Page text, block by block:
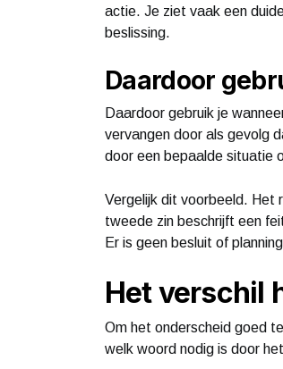
actie. Je ziet vaak een
beslissing.
Daardoor
Daardoor gebruik je
vervangen door als gevolg
door een bepaalde situatie
Vergelijk dit voorbeeld. Het
tweede zin beschrijft een
Er is geen besluit of
Het verschil
Om het onderscheid goed
welk woord nodig is door